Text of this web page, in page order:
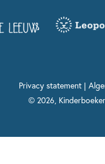
Privacy statement|
© 2026,